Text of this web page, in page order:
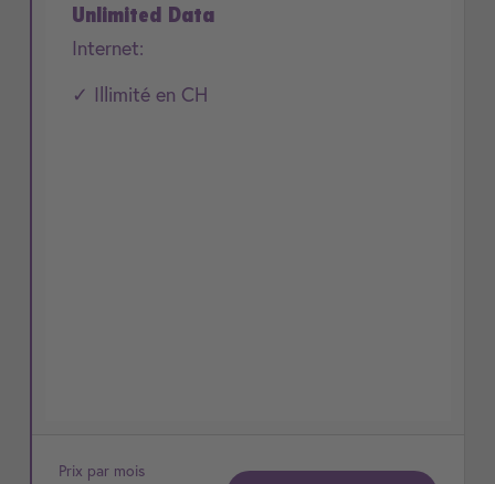
Unlimited Data
Internet:
✓ Illimité en CH
Prix par mois